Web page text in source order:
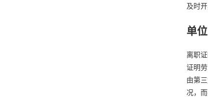
及时
单
离职
证明
由第
况，